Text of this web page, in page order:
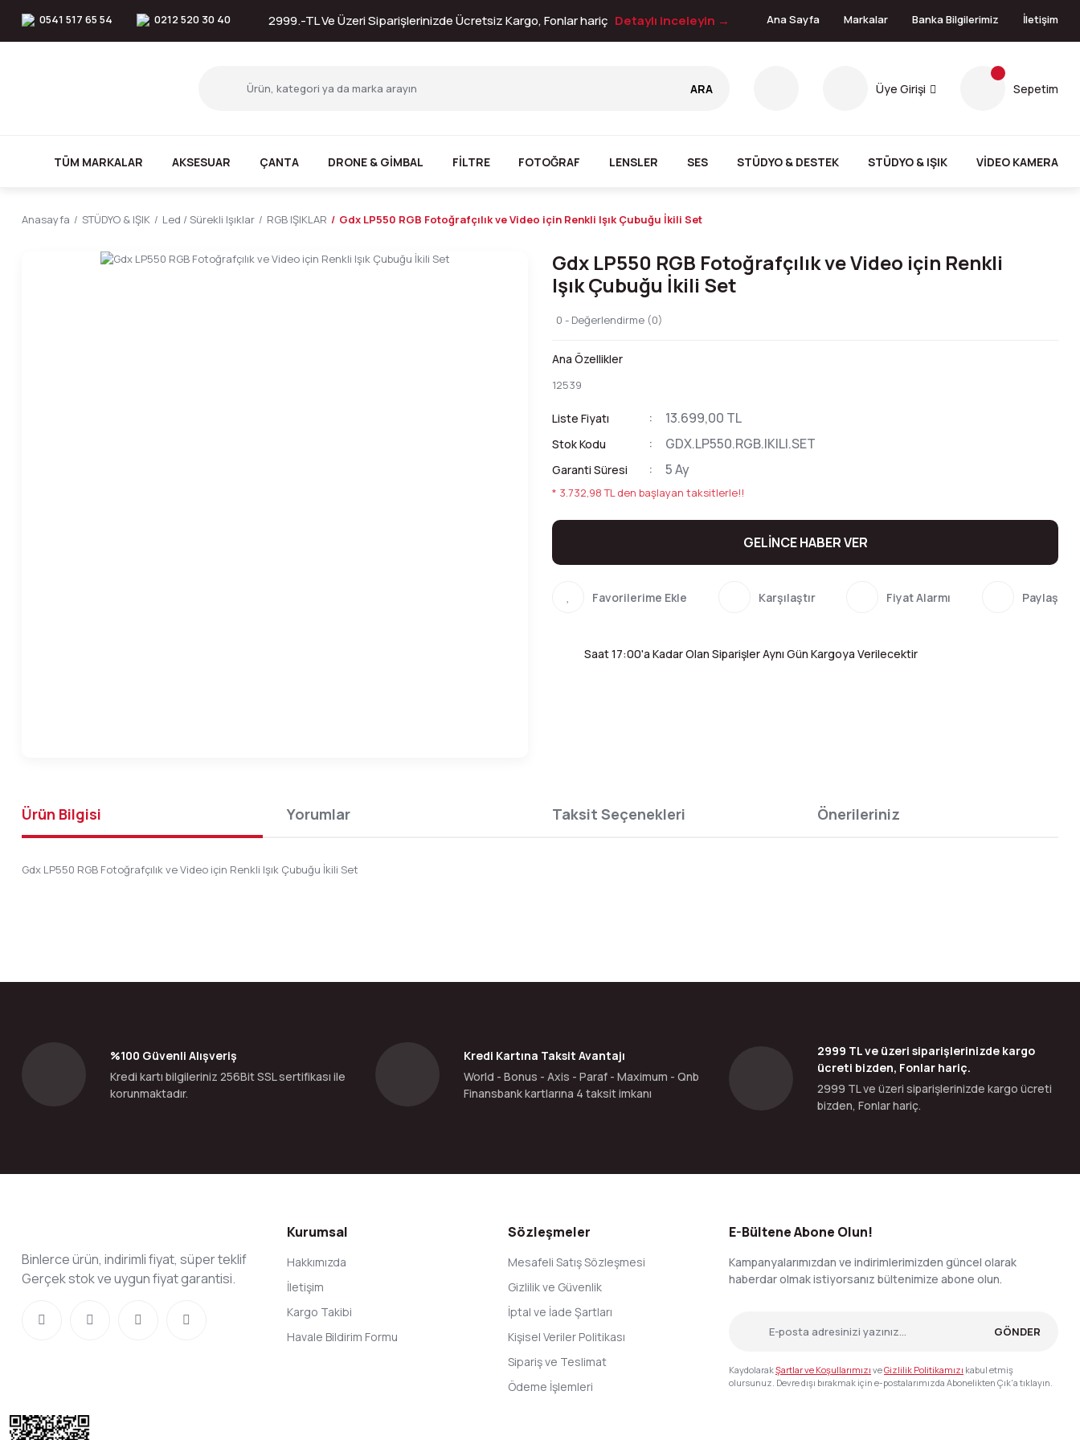
0541 517 65 54 0212 520 30 40 2999.-TL Ve Üzeri Siparişlerinizde Ücretsiz Kargo, Fonlar hariç Detaylı inceleyin → Ana Sayfa Markalar Banka Bilgilerimiz İletişim
ARA Üye Girişi Sepetim
TÜM MARKALAR AKSESUAR ÇANTA DRONE & GİMBAL FİLTRE FOTOĞRAF LENSLER SES STÜDYO & DESTEK STÜDYO & IŞIK VİDEO KAMERA
Anasayfa STÜDYO & IŞIK Led / Sürekli Işıklar RGB IŞIKLAR Gdx LP550 RGB Fotoğrafçılık ve Video için Renkli Işık Çubuğu İkili Set
Gdx LP550 RGB Fotoğrafçılık ve Video için Renkli
Işık Çubuğu İkili Set
0 - Değerlendirme (0)
Ana Özellikler
12539
Liste Fiyatı 13.699,00 TL
Stok Kodu GDX.LP550.RGB.IKILI.SET
Garanti Süresi 5 Ay
* 3.732,98 TL den başlayan taksitlerle!!
GELİNCE HABER VER
Karşılaştır Fiyat Alarmı Paylaş
Saat 17:00'a Kadar Olan Siparişler Aynı Gün Kargoya Verilecektir
Ürün Bilgisi Yorumlar Taksit Seçenekleri Önerileriniz
Gdx LP550 RGB Fotoğrafçılık ve Video için Renkli Işık Çubuğu İkili Set
Ürün fiyatı diğer sitelerden daha pahalı.
Bu ürüne benzer farklı alternatifler olmalı.
%100 Güvenli Alışveriş
Kredi kartı bilgileriniz 256Bit SSL sertifikası ile
korunmaktadır.
Kredi Kartına Taksit Avantajı
World - Bonus - Axis - Paraf - Maximum - Qnb
Finansbank kartlarına 4 taksit imkanı
2999 TL ve üzeri siparişlerinizde kargo
ücreti bizden, Fonlar hariç.
2999 TL ve üzeri siparişlerinizde kargo ücreti
bizden, Fonlar hariç.
Binlerce ürün, indirimli fiyat, süper teklif
Gerçek stok ve uygun fiyat garantisi.
Kurumsal
Hakkımızda
İletişim
Kargo Takibi
Havale Bildirim Formu
Sözleşmeler
Mesafeli Satış Sözleşmesi
Gizlilik ve Güvenlik
İptal ve İade Şartları
Kişisel Veriler Politikası
Sipariş ve Teslimat
Ödeme İşlemleri
E-Bültene Abone Olun!
Kampanyalarımızdan ve indirimlerimizden güncel olarak
haberdar olmak istiyorsanız bültenimize abone olun.
GÖNDER
KaydolarakŞartlar ve Koşullarımızı veGizlilik Politikamızı kabul etmiş
olursunuz. Devre dışı bırakmak için e-postalarımızda Abonelikten Çık'a tıklayın.